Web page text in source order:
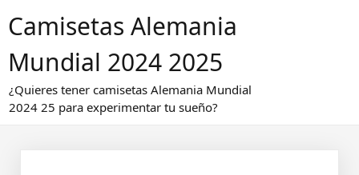
alCamisetas Alemania
Mundial 2024 2025
¿Quieres tener camisetas Alemania Mundial
2024 25 para experimentar tu sueño?